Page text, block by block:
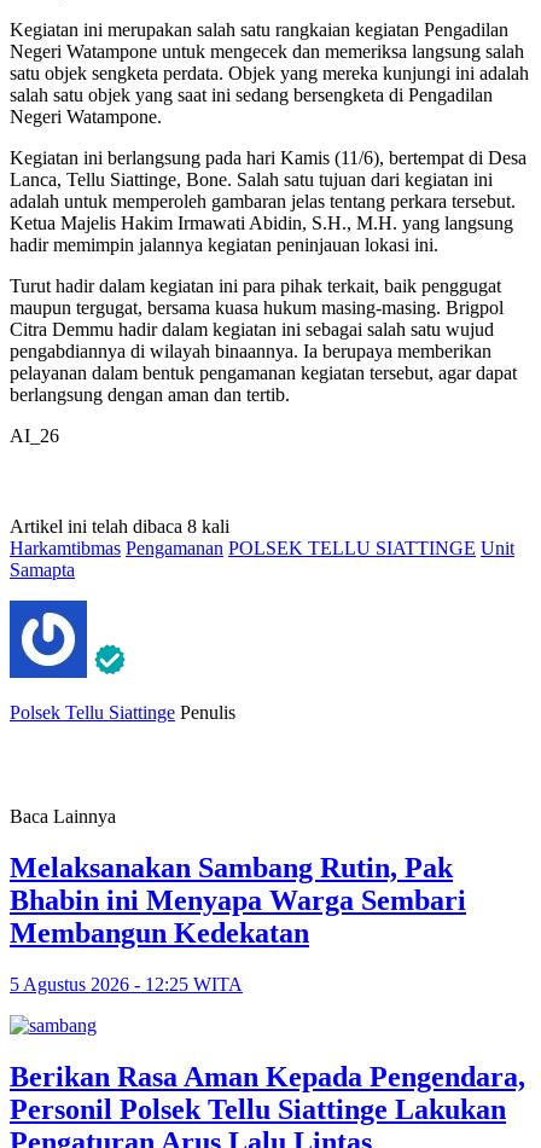
Kegiatan ini merupakan salah satu rangkaian kegiatan Pengadilan
Negeri Watampone untuk mengecek dan memeriksa langsung salah
satu objek sengketa perdata. Objek yang mereka kunjungi ini adalah
salah satu objek yang saat ini sedang bersengketa di Pengadilan
Negeri Watampone.
Kegiatan ini berlangsung pada hari Kamis (11/6), bertempat di Desa
Lanca, Tellu Siattinge, Bone. Salah satu tujuan dari kegiatan ini
adalah untuk memperoleh gambaran jelas tentang perkara tersebut.
Ketua Majelis Hakim Irmawati Abidin, S.H., M.H. yang langsung
hadir memimpin jalannya kegiatan peninjauan lokasi ini.
Turut hadir dalam kegiatan ini para pihak terkait, baik penggugat
maupun tergugat, bersama kuasa hukum masing-masing. Brigpol
Citra Demmu hadir dalam kegiatan ini sebagai salah satu wujud
pengabdiannya di wilayah binaannya. Ia berupaya memberikan
pelayanan dalam bentuk pengamanan kegiatan tersebut, agar dapat
berlangsung dengan aman dan tertib.
AI_26
Artikel ini telah dibaca 8 kali
Harkamtibmas Pengamanan POLSEK TELLU SIATTINGE Unit
Samapta
Polsek Tellu Siattinge Penulis
Baca Lainnya
Melaksanakan Sambang Rutin, Pak
Bhabin ini Menyapa Warga Sembari
Membangun Kedekatan
5 Agustus 2026 - 12:25 WITA
Berikan Rasa Aman Kepada Pengendara,
Personil Polsek Tellu Siattinge Lakukan
Pengaturan Arus Lalu Lintas